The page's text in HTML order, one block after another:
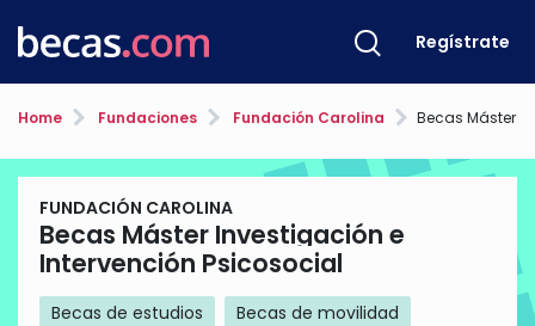
Regístrate
Home Fundaciones Fundación Carolina Becas Máster
FUNDACIÓN CAROLINA
Becas Máster Investigación e
Intervención Psicosocial
Becas de estudios
Becas de movilidad